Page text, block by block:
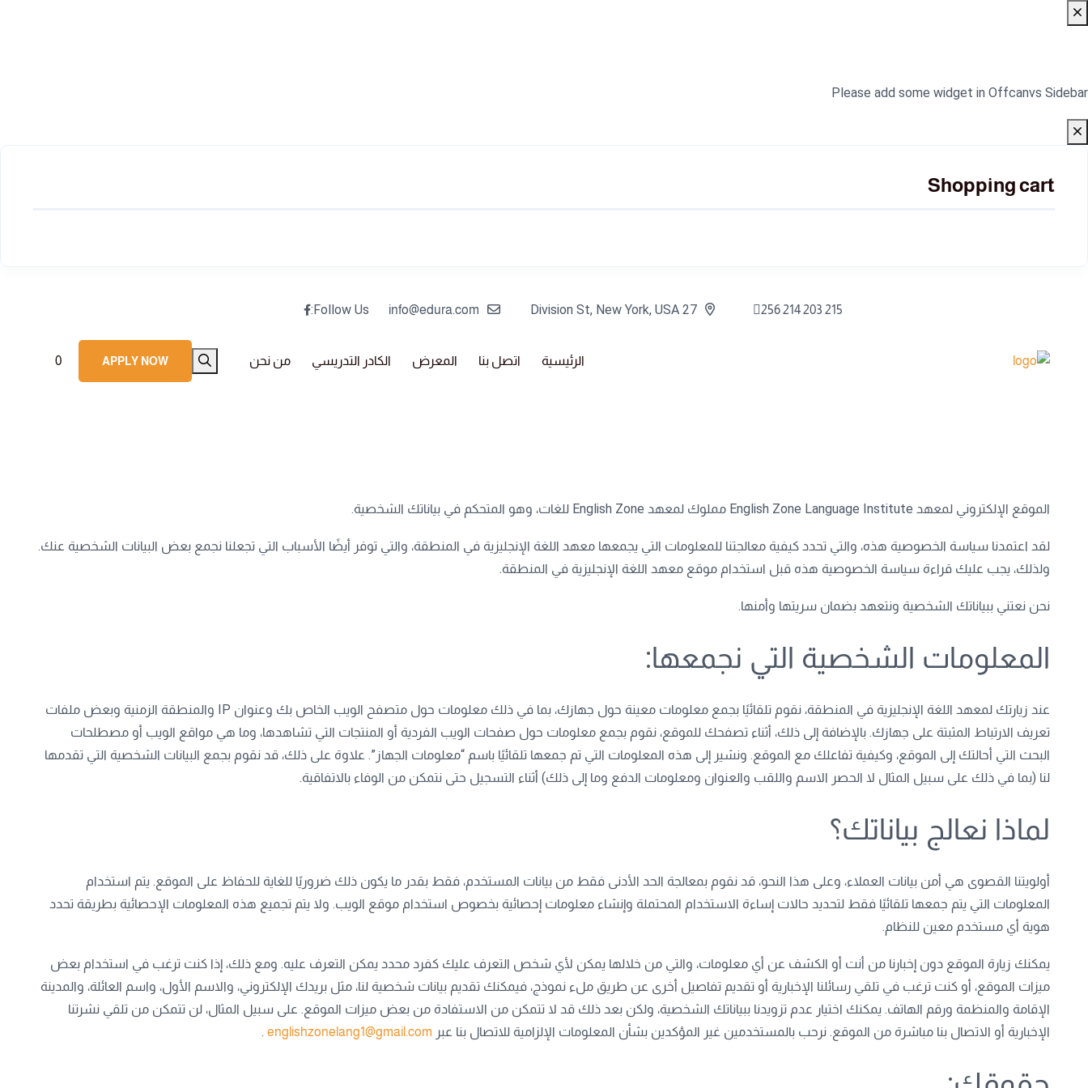
Please add some widget in Offcanvs Sidebar
Shopping cart
256 214 203 215
27 Division St, New York, USA
info@edura.com
Follow Us:
الرئيسية اتصل بنا المعرض الكادر التدريسي من نحن APPLY NOW
0
الموقع الإلكتروني لمعهد English Zone Language Institute مملوك لمعهد English Zone للغات، وهو المتحكم في بياناتك الشخصية.
لقد اعتمدنا سياسة الخصوصية هذه، والتي تحدد كيفية معالجتنا للمعلومات التي يجمعها معهد اللغة الإنجليزية في المنطقة، والتي توفر أيضًا الأسباب التي تجعلنا نجمع بعض البيانات الشخصية عنك.
ولذلك، يجب عليك قراءة سياسة الخصوصية هذه قبل استخدام موقع معهد اللغة الإنجليزية في المنطقة.
نحن نعتني ببياناتك الشخصية ونتعهد بضمان سريتها وأمنها.
المعلومات الشخصية التي نجمعها:
عند زيارتك لمعهد اللغة الإنجليزية في المنطقة، نقوم تلقائيًا بجمع معلومات معينة حول جهازك، بما في ذلك معلومات حول متصفح الويب الخاص بك وعنوان IP والمنطقة الزمنية وبعض ملفات
تعريف الارتباط المثبتة على جهازك. بالإضافة إلى ذلك، أثناء تصفحك للموقع، نقوم بجمع معلومات حول صفحات الويب الفردية أو المنتجات التي تشاهدها، وما هي مواقع الويب أو مصطلحات
البحث التي أحالتك إلى الموقع، وكيفية تفاعلك مع الموقع. ونشير إلى هذه المعلومات التي تم جمعها تلقائيًا باسم “معلومات الجهاز”. علاوة على ذلك، قد نقوم بجمع البيانات الشخصية التي تقدمها
لنا (بما في ذلك على سبيل المثال لا الحصر الاسم واللقب والعنوان ومعلومات الدفع وما إلى ذلك) أثناء التسجيل حتى نتمكن من الوفاء بالاتفاقية.
لماذا نعالج بياناتك؟
أولويتنا القصوى هي أمن بيانات العملاء، وعلى هذا النحو، قد نقوم بمعالجة الحد الأدنى فقط من بيانات المستخدم، فقط بقدر ما يكون ذلك ضروريًا للغاية للحفاظ على الموقع. يتم استخدام
المعلومات التي يتم جمعها تلقائيًا فقط لتحديد حالات إساءة الاستخدام المحتملة وإنشاء معلومات إحصائية بخصوص استخدام موقع الويب. ولا يتم تجميع هذه المعلومات الإحصائية بطريقة تحدد
هوية أي مستخدم معين للنظام.
يمكنك زيارة الموقع دون إخبارنا من أنت أو الكشف عن أي معلومات، والتي من خلالها يمكن لأي شخص التعرف عليك كفرد محدد يمكن التعرف عليه. ومع ذلك، إذا كنت ترغب في استخدام بعض
ميزات الموقع، أو كنت ترغب في تلقي رسائلنا الإخبارية أو تقديم تفاصيل أخرى عن طريق ملء نموذج، فيمكنك تقديم بيانات شخصية لنا، مثل بريدك الإلكتروني، والاسم الأول، واسم العائلة، والمدينة
الإقامة والمنظمة ورقم الهاتف. يمكنك اختيار عدم تزويدنا ببياناتك الشخصية، ولكن بعد ذلك قد لا تتمكن من الاستفادة من بعض ميزات الموقع. على سبيل المثال، لن تتمكن من تلقي نشرتنا
الإخبارية أو الاتصال بنا مباشرة من الموقع. نرحب بالمستخدمين غير المؤكدين بشأن المعلومات الإلزامية للاتصال بنا عبر englishzonelang1@gmail.com
.